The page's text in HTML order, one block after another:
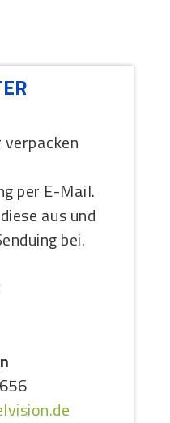
per E-Mail.
aus und
bei.